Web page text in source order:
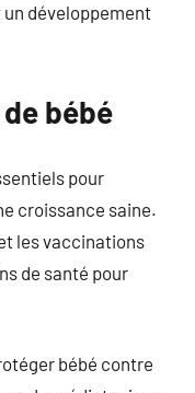
développement
bébé
pour
croissance saine.
les vaccinations
de santé pour
bébé contre